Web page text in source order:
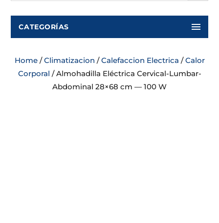
CATEGORÍAS
Home/Climatizacion /Calefaccion Electrica /Calor
Corporal / Almohadilla Eléctrica Cervical-Lumbar-
Abdominal 28×68 cm — 100 W